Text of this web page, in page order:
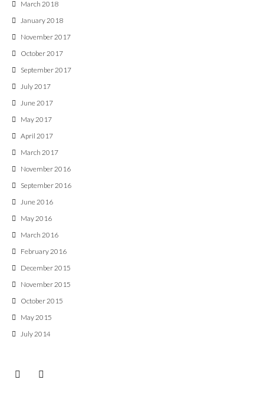
March 2018
January 2018
November 2017
October 2017
September 2017
July 2017
June 2017
May 2017
April 2017
March 2017
November 2016
September 2016
June 2016
May 2016
March 2016
February 2016
December 2015
November 2015
October 2015
May 2015
July 2014